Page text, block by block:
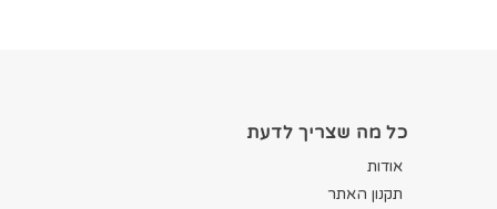
כל מה שצריך לדעת
אודות
תקנון האתר